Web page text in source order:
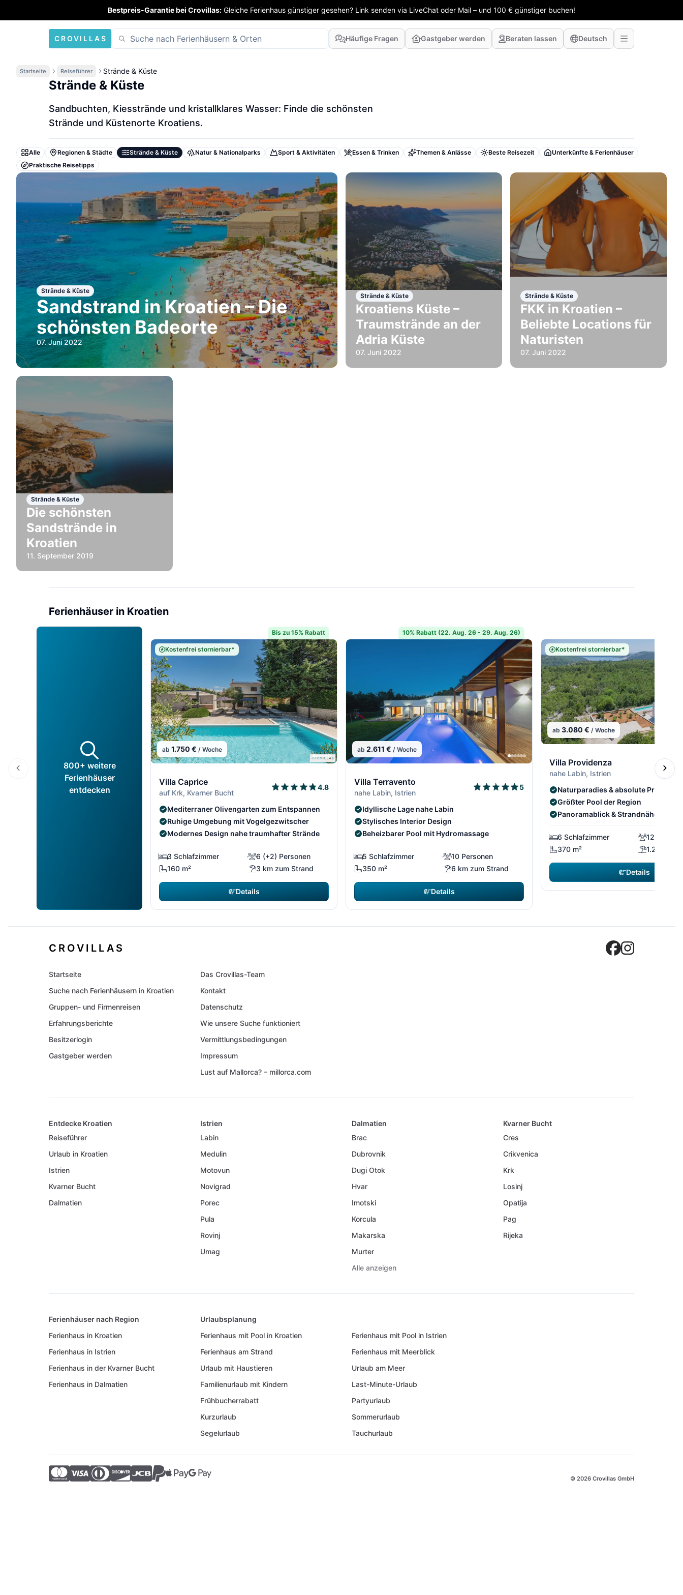
Bestpreis-Garantie bei Crovillas: Gleiche Ferienhaus günstiger gesehen? Link senden via LiveChat oder Mail – und 100 € günstiger buchen!
CROVILLAS Häufige Fragen Gastgeber werden Beraten lassen Deutsch
Startseite Reiseführer Strände & Küste
Strände & Küste
Sandbuchten, Kiesstrände und kristallklares Wasser: Finde die schönsten
Strände und Küstenorte Kroatiens.
Alle Regionen & Städte Strände & Küste Natur & Nationalparks Sport & Aktivitäten Essen & Trinken Themen & Anlässe Beste Reisezeit
Unterkünfte & Ferienhäuser
Praktische Reisetipps
Strände & Küste
Sandstrand in Kroatien – Die
schönsten Badeorte
07. Juni 2022
Strände & Küste
Kroatiens Küste –
Traumstrände an der
Adria Küste
07. Juni 2022
Strände & Küste
FKK in Kroatien –
Beliebte Locations für
Naturisten
07. Juni 2022
Strände & Küste
Die schönsten
Sandstrände in
Kroatien
11. September 2019
Ferienhäuser in Kroatien
800+ weitere
Ferienhäuser
entdecken
Bis zu 15% Rabatt
Kostenfrei stornierbar*
ab 1.750 € / Woche
Villa Caprice
auf Krk, Kvarner Bucht
4.8
Mediterraner Olivengarten zum Entspannen
Ruhige Umgebung mit Vogelgezwitscher
Modernes Design nahe traumhafter Strände
3 Schlafzimmer
6 (+2) Personen
160 m²
3 km zum Strand
Details
10% Rabatt (22. Aug. 26 - 29. Aug. 26)
ab 2.611 € / Woche
Villa Terravento
nahe Labin, Istrien
5
Idyllische Lage nahe Labin
Stylisches Interior Design
Beheizbarer Pool mit Hydromassage
5 Schlafzimmer
10 Personen
350 m²
6 km zum Strand
Details
Kostenfrei stornierbar*
ab 3.080 € / Woche
Villa Providenza
nahe Labin, Istrien
Naturparadies & absolute
Größter Pool der Region
Panoramablick & Strandnähe
6 Schlafzimmer
12
370 m²
1.2 km
Details
CROVILLAS
Startseite
Suche nach Ferienhäusern in Kroatien
Gruppen- und Firmenreisen
Erfahrungsberichte
Besitzerlogin
Gastgeber werden
Das Crovillas-Team
Kontakt
Datenschutz
Wie unsere Suche funktioniert
Vermittlungsbedingungen
Impressum
Lust auf Mallorca? – millorca.com
Entdecke Kroatien
Reiseführer
Urlaub in Kroatien
Istrien
Kvarner Bucht
Dalmatien
Istrien
Labin
Medulin
Motovun
Novigrad
Porec
Pula
Rovinj
Umag
Dalmatien
Brac
Dubrovnik
Dugi Otok
Hvar
Imotski
Korcula
Makarska
Murter
Alle anzeigen
Kvarner Bucht
Cres
Crikvenica
Krk
Losinj
Opatija
Pag
Rijeka
Ferienhäuser nach Region
Ferienhaus in Kroatien
Ferienhaus in Istrien
Ferienhaus in der Kvarner Bucht
Ferienhaus in Dalmatien
Urlaubsplanung
Ferienhaus mit Pool in Kroatien
Ferienhaus mit Pool in Istrien
Ferienhaus am Strand
Ferienhaus mit Meerblick
Urlaub mit Haustieren
Urlaub am Meer
Familienurlaub mit Kindern
Last-Minute-Urlaub
Frühbucherrabatt
Partyurlaub
Kurzurlaub
Sommerurlaub
Segelurlaub
Tauchurlaub
© 2026 Crovillas GmbH